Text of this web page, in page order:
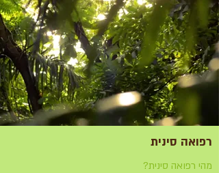
רפואה סינית
מהי רפואה סינית?